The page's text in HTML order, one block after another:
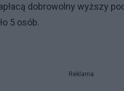
dobrowolny wyższy
5 osób.
Reklama